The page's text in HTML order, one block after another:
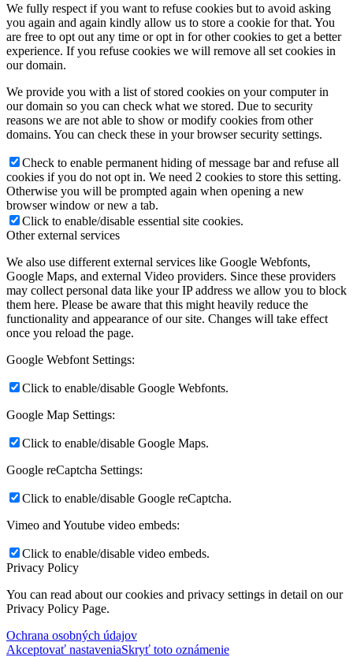
We fully respect if you want to refuse cookies but to avoid asking
you again and again kindly allow us to store a cookie for that. You
are free to opt out any time or opt in for other cookies to get a better
experience. If you refuse cookies we will remove all set cookies in
our domain.
We provide you with a list of stored cookies on your computer in
our domain so you can check what we stored. Due to security
reasons we are not able to show or modify cookies from other
domains. You can check these in your browser security settings.
Check to enable permanent hiding of message bar and refuse all
cookies if you do not opt in. We need 2 cookies to store this setting.
Otherwise you will be prompted again when opening a new
browser window or new a tab.
Click to enable/disable essential site cookies.
Other external services
We also use different external services like Google Webfonts,
Google Maps, and external Video providers. Since these providers
may collect personal data like your IP address we allow you to block
them here. Please be aware that this might heavily reduce the
functionality and appearance of our site. Changes will take effect
once you reload the page.
Google Webfont Settings:
Click to enable/disable Google Webfonts.
Google Map Settings:
Click to enable/disable Google Maps.
Google reCaptcha Settings:
Click to enable/disable Google reCaptcha.
Vimeo and Youtube video embeds:
Click to enable/disable video embeds.
Privacy Policy
You can read about our cookies and privacy settings in detail on our
Privacy Policy Page.
Ochrana osobných údajov
Akceptovať nastaveniaSkryť toto oznámenie